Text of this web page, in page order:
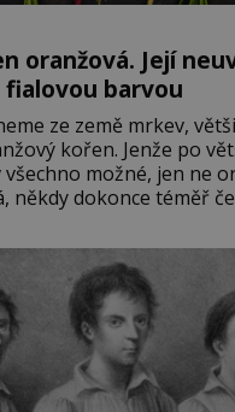
oranžová. Její
barvou
ze země mrkev,
kořen. Jenže po
možné, jen ne
někdy dokonce téměř
zahradu ani